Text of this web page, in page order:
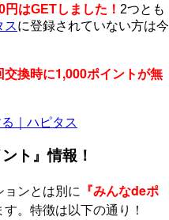
円はGETしました！ 2つとも
スに登録されていない方は今
換時に1,000ポイントが無
ト』情報！
ンとは別に 『みんなdeポ
。特徴は以下の通り！